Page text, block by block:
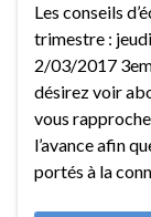
Les conseils
trimestre :
2/03/2017
désirez voir
vous
l’avance afin
portés à la